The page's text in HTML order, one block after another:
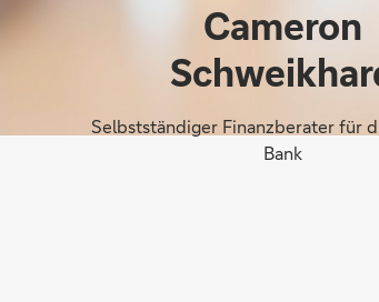
Cameron
Selbstständiger Finanzberater für
Bank